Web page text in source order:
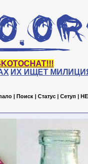
ИХ ИЩЕТ
| Поиск | Статус | Сетуп |